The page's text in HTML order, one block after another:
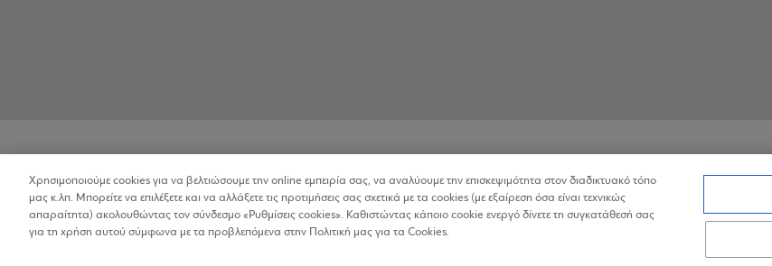
Οι αποστάσεις στα αποτελέσματα έχουν υπολογιστεί με βάση το κέντρο της περιοχής σύμφωνα με την Google
Χρησιμοποιούμε cookies για να βελτιώσουμε την online εμπειρία σας, να αναλύουμε την επισκεψιμότητα στον διαδικτυακό τόπο
μας κ.λπ. Μπορείτε να επιλέξετε και να αλλάξετε τις προτιμήσεις σας σχετικά με τα cookies (με εξαίρεση όσα είναι τεχνικώς
απαραίτητα) ακολουθώντας τον σύνδεσμο «Ρυθμίσεις cookies». Καθιστώντας κάποιο cookie ενεργό δίνετε τη συγκατάθεσή σας
για τη χρήση αυτού σύμφωνα με τα προβλεπόμενα στην Πολιτική μας για τα Cookies.